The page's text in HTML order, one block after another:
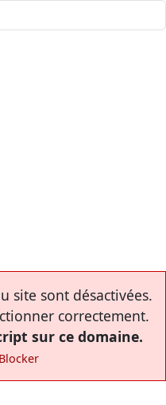
site sont désactivées.
correctement.
sur ce domaine.